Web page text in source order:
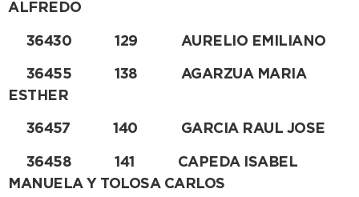
ALFREDO
36430 129 AURELIO EMILIANO
36455 138 AGARZUA MARIA
ESTHER
36457 140 GARCIA RAUL JOSE
36458 141 CAPEDA ISABEL
MANUELA Y TOLOSA CARLOS